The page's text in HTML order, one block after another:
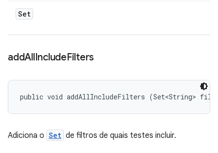
Set
addAllIncludeFilters
public void addAllIncludeFilters (Set<String>
Adiciona o Set de filtros de quais testes incluir.